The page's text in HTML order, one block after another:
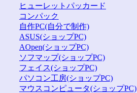
ヒューレットパッカード
コンパック
自作PC(自分で制作)
ASUS(ショップPC)
AOpen(ショップPC)
ソフマップ(ショップPC)
フェイス(ショップPC)
パソコン工房(ショップPC)
マウスコンピュータ(ショップPC)